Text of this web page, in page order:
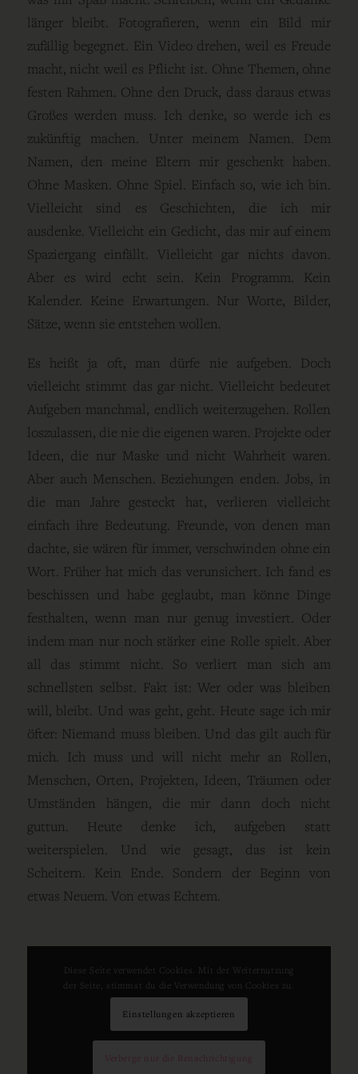
länger bleibt. Fotografieren, wenn ein Bild mir
zufällig begegnet. Ein Video drehen, weil es Freude
macht, nicht weil es Pflicht ist. Ohne Themen, ohne
festen Rahmen. Ohne den Druck, dass daraus etwas
Großes werden muss. Ich denke, so werde ich es
zukünftig machen. Unter meinem Namen. Dem
Namen, den meine Eltern mir geschenkt haben.
Ohne Masken. Ohne Spiel. Einfach so, wie ich bin.
Vielleicht sind es Geschichten, die ich mir
ausdenke. Vielleicht ein Gedicht, das mir auf einem
Spaziergang einfällt. Vielleicht gar nichts davon.
Aber es wird echt sein. Kein Programm. Kein
Kalender. Keine Erwartungen. Nur Worte, Bilder,
Sätze, wenn sie entstehen wollen.
Es heißt ja oft, man dürfe nie aufgeben. Doch
vielleicht stimmt das gar nicht. Vielleicht bedeutet
Aufgeben manchmal, endlich weiterzugehen. Rollen
loszulassen, die nie die eigenen waren. Projekte oder
Ideen, die nur Maske und nicht Wahrheit waren.
Aber auch Menschen. Beziehungen enden. Jobs, in
die man Jahre gesteckt hat, verlieren vielleicht
einfach ihre Bedeutung. Freunde, von denen man
dachte, sie wären für immer, verschwinden ohne ein
Wort. Früher hat mich das verunsichert. Ich fand es
beschissen und habe geglaubt, man könne Dinge
festhalten, wenn man nur genug investiert. Oder
indem man nur noch stärker eine Rolle spielt. Aber
all das stimmt nicht. So verliert man sich am
schnellsten selbst. Fakt ist: Wer oder was bleiben
will, bleibt. Und was geht, geht. Heute sage ich mir
öfter: Niemand muss bleiben. Und das gilt auch für
mich. Ich muss und will nicht mehr an Rollen,
Menschen, Orten, Projekten, Ideen, Träumen oder
Umständen hängen, die mir dann doch nicht
guttun. Heute denke ich, aufgeben statt
weiterspielen. Und wie gesagt, das ist kein
Scheitern. Kein Ende. Sondern der Beginn von
etwas Neuem. Von etwas Echtem.
24. SEPTEMBER 2025
Diese Seite verwendet Cookies. Mit der Weiternutzung
der Seite, stimmst du die Verwendung von Cookies zu.
Einstellungen akzeptieren
Verberge nur die Benachrichtigung